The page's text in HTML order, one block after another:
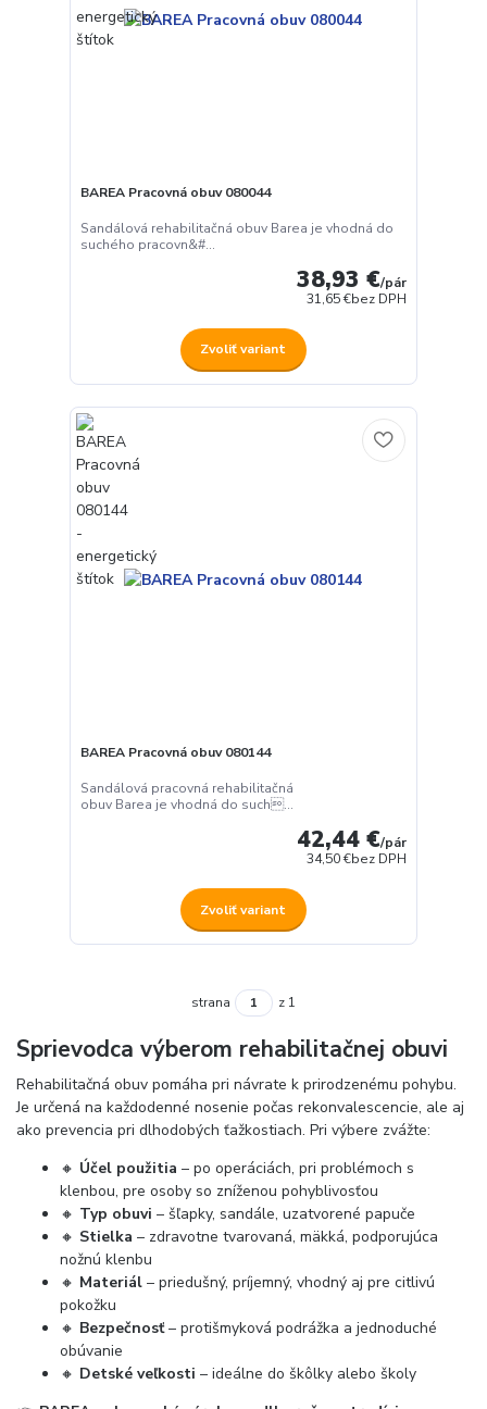
BAREA Pracovná obuv 080044
Sandálová rehabilitačná obuv Barea je vhodná do
suchého pracovn&#...
38,93 €/pár
31,65 €bez DPH
Zvoliť variant
BAREA Pracovná obuv 080144
Sandálová pracovná rehabilitačná
obuv Barea je vhodná do such...
42,44 €/pár
34,50 €bez DPH
Zvoliť variant
strana z 1
Sprievodca výberom rehabilitačnej obuvi
Rehabilitačná obuv pomáha pri návrate k prirodzenému pohybu.
Je určená na každodenné nosenie počas rekonvalescencie, ale aj
ako prevencia pri dlhodobých ťažkostiach. Pri výbere zvážte:
🔸 Účel použitia – po operáciách, pri problémoch s
klenbou, pre osoby so zníženou pohyblivosťou
🔸 Typ obuvi – šľapky, sandále, uzatvorené papuče
🔸 Stielka – zdravotne tvarovaná, mäkká, podporujúca
nožnú klenbu
🔸 Materiál – priedušný, príjemný, vhodný aj pre citlivú
pokožku
🔸 Bezpečnosť– protišmyková podrážka a jednoduché
obúvanie
🔸 Detské veľkosti – ideálne do škôlky alebo školy